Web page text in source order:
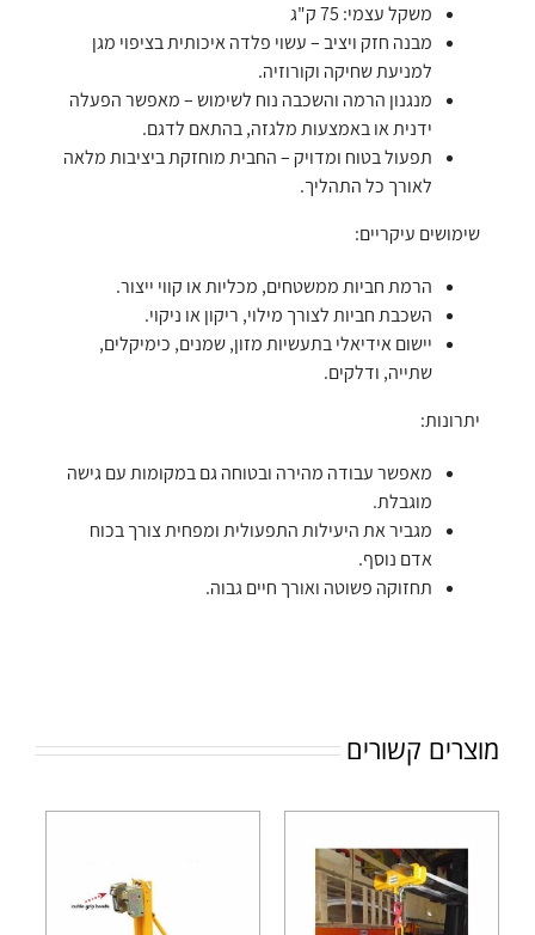
משקל עצמי: 75 ק"ג
מבנה חזק ויציב – עשוי פלדה איכותית בציפוי מגן
למניעת שחיקה וקורוזיה.
מנגנון הרמה והשכבה נוח לשימוש – מאפשר הפעלה
ידנית או באמצעות מלגזה, בהתאם לדגם.
תפעול בטוח ומדויק – החבית מוחזקת ביציבות מלאה
לאורך כל התהליך.
שימושים עיקריים:
הרמת חביות ממשטחים, מכליות או קווי ייצור.
השכבת חביות לצורך מילוי, ריקון או ניקוי.
יישום אידיאלי בתעשיות מזון, שמנים, כימיקלים,
שתייה, ודלקים.
יתרונות:
מאפשר עבודה מהירה ובטוחה גם במקומות עם גישה
מוגבלת.
מגביר את היעילות התפעולית ומפחית צורך בכוח
אדם נוסף.
תחזוקה פשוטה ואורך חיים גבוה.
מוצרים קשורים